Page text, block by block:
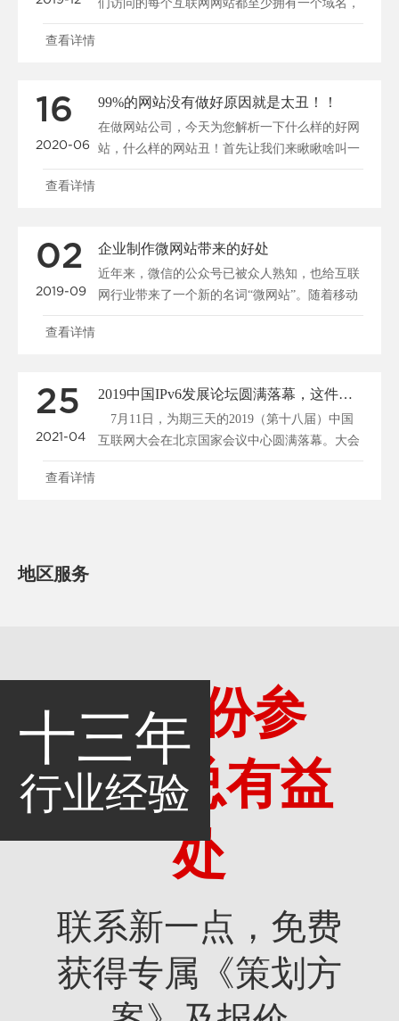
们访问的每个互联网网站都至少拥有一个域名，
比如新一点网络的......
查看详情
16
2020-06
99%的网站没有做好原因就是太丑！！
在做网站公司，今天为您解析一下什么样的好网
站，什么样的网站丑！首先让我们来瞅瞅啥叫一
个有品位的网站界......
查看详情
02
2019-09
企业制作微网站带来的好处
近年来，微信的公众号已被众人熟知，也给互联
网行业带来了一个新的名词“微网站”。随着移动
互联网的发展，......
查看详情
25
2021-04
2019中国IPv6发展论坛圆满落幕，这件事关系着每个人！
7月11日，为期三天的2019（第十八届）中国
互联网大会在北京国家会议中心圆满落幕。大会
期间，共举......
查看详情
地区服务
十三年
行业经验
多一份参
考，总有益
处
联系新一点，免费
获得专属《策划方